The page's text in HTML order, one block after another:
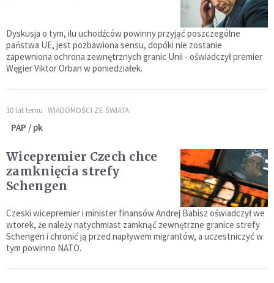
Dyskusja o tym, ilu uchodźców powinny przyjąć poszczególne
państwa UE, jest pozbawiona sensu, dopóki nie zostanie
zapewniona ochrona zewnętrznych granic Unii - oświadczył premier
Węgier Viktor Orban w poniedziałek.
10 lat temu WIADOMOŚCI ZE ŚWIATA
PAP / pk
Wicepremier Czech chce
zamknięcia strefy
Schengen
Czeski wicepremier i minister finansów Andrej Babisz oświadczył we
wtorek, że należy natychmiast zamknąć zewnętrzne granice strefy
Schengen i chronić ją przed napływem migrantów, a uczestniczyć w
tym powinno NATO.